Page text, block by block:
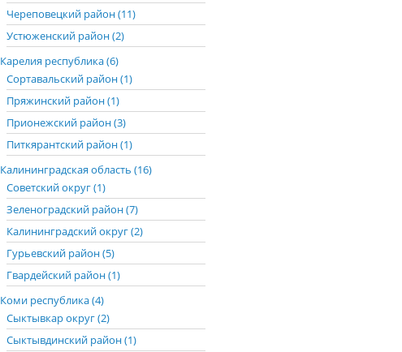
Череповецкий район (11)
Устюженский район (2)
Карелия республика (6)
Сортавальский район (1)
Пряжинский район (1)
Прионежский район (3)
Питкярантский район (1)
Калининградская область (16)
Советский округ (1)
Зеленоградский район (7)
Калининградский округ (2)
Гурьевский район (5)
Гвардейский район (1)
Коми республика (4)
Сыктывкар округ (2)
Сыктывдинский район (1)